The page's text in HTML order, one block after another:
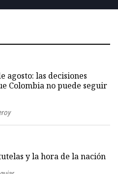
agosto: las decisiones
Colombia no puede seguir
y la hora de la nación